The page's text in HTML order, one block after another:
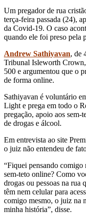
Um pregador de rua
terça-feira passada (24),
da Covid-19. O caso
quando ele foi preso pela
Andrew Sathiyavan, de
Tribunal Isleworth
500 e argumentou que o
de forma online.
Sathiyavan é voluntário
Light e prega em todo o
pregação, apoio aos sem-
de drogas e álcool.
Em entrevista ao site
o juiz não entendeu de
“Fiquei pensando comigo
sem-teto online? Como
drogas ou pessoas na rua
têm nem celular para
comigo mesmo, o juiz na
minha história”, disse.